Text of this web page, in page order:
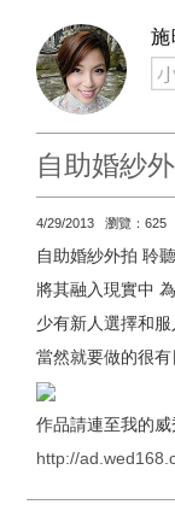
施
自助婚紗
4/29/2013 瀏覽：625
自助婚紗外拍 聆
將其融入現實中
少有新人選擇和服
當然就要做的很
作品請連至我的威
http://